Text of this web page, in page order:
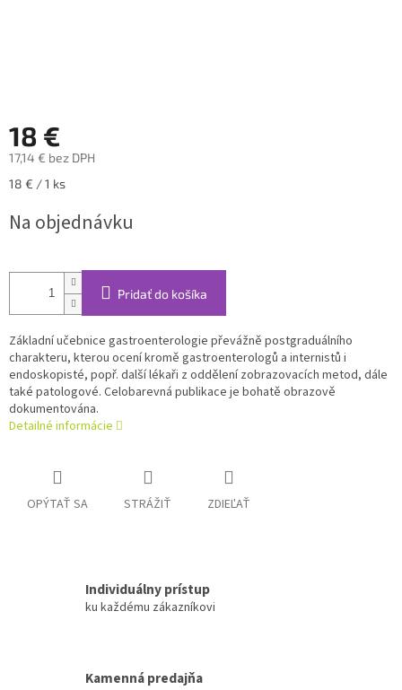
18 €
17,14 € bez DPH
Jednotková
18 € / 1 ks
Na objednávku
Pridať do košíka
Základní učebnice gastroenterologie převážně postgraduálního
charakteru, kterou ocení kromě gastroenterologů a internistů i
endoskopisté, popř. další lékaři z oddělení zobrazovacích metod, dále
také patologové. Celobarevná publikace je bohatě obrazově
dokumentována.
Detailné informácie
OPÝTAŤ SA STRÁŽIŤ ZDIEĽAŤ
Individuálny prístup
ku každému zákazníkovi
Kamenná predajňa